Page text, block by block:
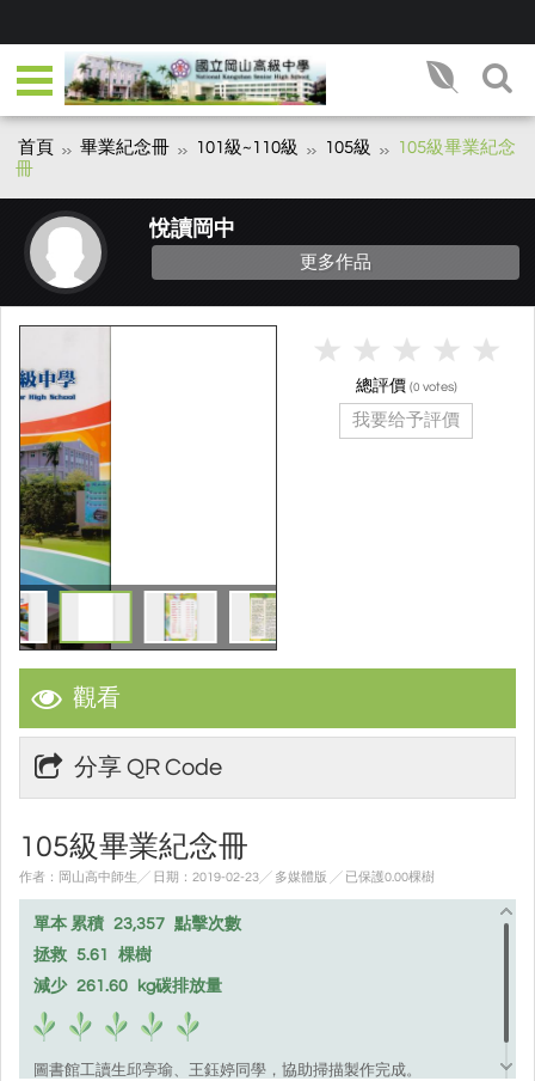
首頁 畢業紀念冊 101級~110級 105級
105級畢業紀念
冊
悅讀岡中
更多作品
觀看
分享 QR Code
105級畢業紀念冊
作者：岡山高中師生╱ 日期：2019-02-23╱ 多媒體版 ╱ 已保護0.00棵樹
單本 累積 23,357 點擊次數
拯救 5.61
棵樹
減少 261.60 kg碳排放量
圖書館工讀生邱亭瑜、王鈺婷同學，協助掃描製作完成。
總評價 (0 votes)
我要给予評價